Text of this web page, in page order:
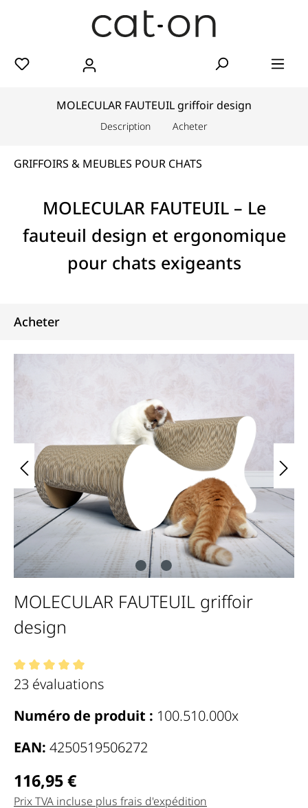
MOLECULAR FAUTEUIL griffoir design
Description Acheter
GRIFFOIRS & MEUBLES POUR CHATS
MOLECULAR FAUTEUIL – Le
fauteuil design et ergonomique
pour chats exigeants
Acheter
MOLECULAR FAUTEUIL griffoir
design
Note moyenne de 5 de 5 étoiles
23 évaluations
Numéro de produit : 100.510.000x
EAN: 4250519506272
Regulärer Preis:
116,95 €
Prix TVA incluse plus frais d'expédition